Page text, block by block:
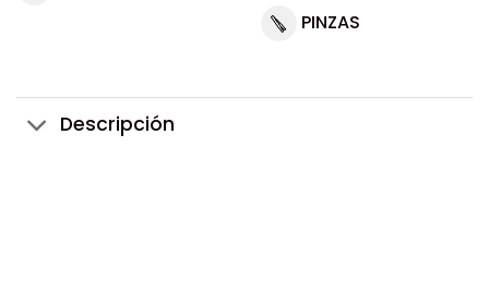
PINZAS
Descripción